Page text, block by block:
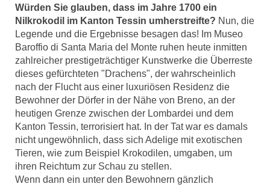
Würden Sie glauben, dass im Jahre 1700 ein
Nilkrokodil im Kanton Tessin umherstreifte? Nun, die
Legende und die Ergebnisse besagen das! Im Museo
Baroffio di Santa Maria del Monte ruhen heute inmitten
zahlreicher prestigeträchtiger Kunstwerke die Überreste
dieses gefürchteten "Drachens", der wahrscheinlich
nach der Flucht aus einer luxuriösen Residenz die
Bewohner der Dörfer in der Nähe von Breno, an der
heutigen Grenze zwischen der Lombardei und dem
Kanton Tessin, terrorisiert hat. In der Tat war es damals
nicht ungewöhnlich, dass sich Adelige mit exotischen
Tieren, wie zum Beispiel Krokodilen, umgaben, um
ihren Reichtum zur Schau zu stellen.
Wenn dann ein unter den Bewohnern gänzlich